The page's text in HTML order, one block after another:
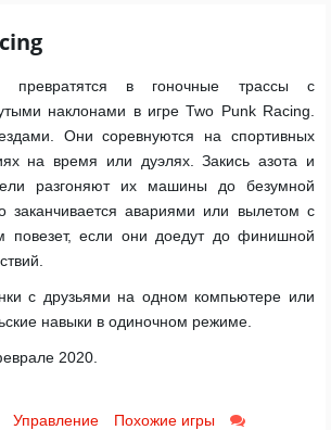
превратятся в гоночные трассы с
наклонами в игре Two Punk Racing.
Они соревнуются на спортивных
на время или дуэлях. Закись азота и
разгоняют их машины до безумной
заканчивается авариями или вылетом с
повезет, если они доедут до финишной
с друзьями на одном компьютере или
навыки в одиночном режиме.
2020.
Управление
Похожие игры